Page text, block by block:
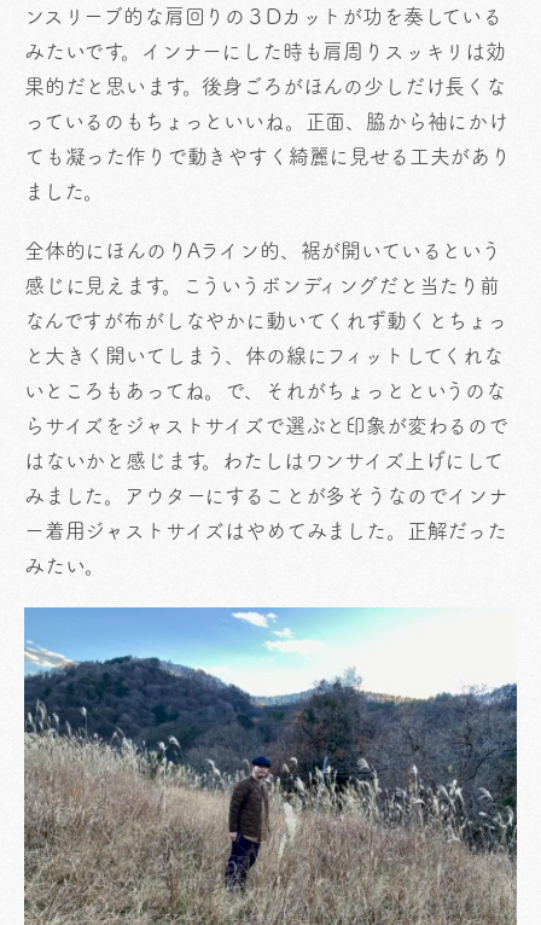
ンスリーブ的な肩回りの３Dカットが功を奏している
みたいです。インナーにした時も肩周りスッキリは効
果的だと思います。後身ごろがほんの少しだけ長くな
っているのもちょっといいね。正面、脇から袖にかけ
ても凝った作りで動きやすく綺麗に見せる工夫があり
ました。
全体的にほんのりAライン的、裾が開いているという
感じに見えます。こういうボンディングだと当たり前
なんですが布がしなやかに動いてくれず動くとちょっ
と大きく開いてしまう、体の線にフィットしてくれな
いところもあってね。で、それがちょっとというのな
らサイズをジャストサイズで選ぶと印象が変わるので
はないかと感じます。わたしはワンサイズ上げにして
みました。アウターにすることが多そうなのでインナ
ー着用ジャストサイズはやめてみました。正解だった
みたい。